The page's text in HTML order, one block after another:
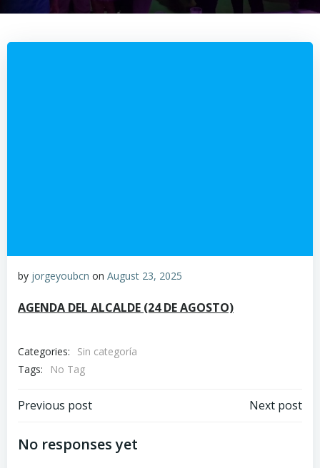
by jorgeyoubcn on August 23, 2025
AGENDA DEL ALCALDE (24 DE AGOSTO)
Categories:
Sin categoría
Tags:
No Tag
Post
navigation
Previous post Next post
No responses yet